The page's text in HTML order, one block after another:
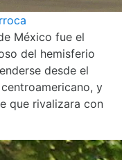
México fue el
del hemisferio
desde el
y
que rivalizara con